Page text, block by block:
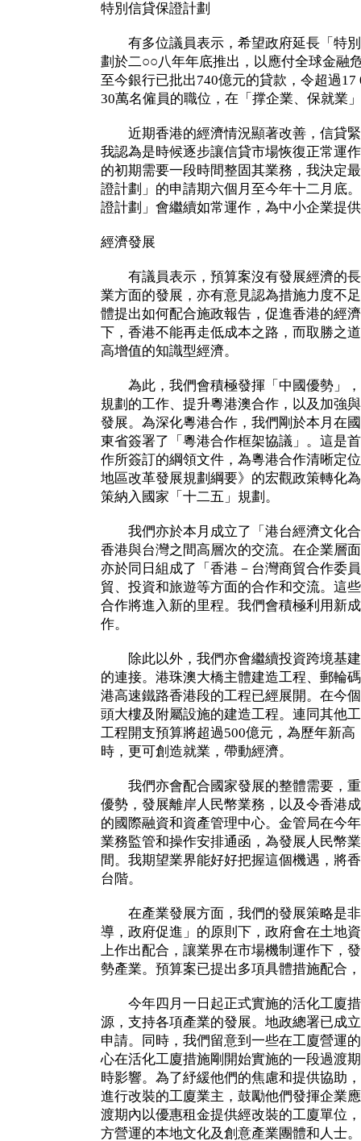
特別信貸保證計劃
有多位議員表示，希望政府延長「特別
劃於二○○八年年底推出，以應付全球金融
至今銀行已批出740億元的貸款，令超過
30萬名僱員的職位，在「撑企業、保就業
近期香港的經濟情況顯著改善，信貸緊
我認為是時候逐步讓信貸市場恢復正常運
的初期需要一段時間整固其業務，我決定
證計劃」的申請期六個月至今年十二月底
證計劃」會繼續如常運作，為中小企業提
經濟發展
有議員表示，預算案沒有發展經濟的長
業方面的發展，亦有意見認為措施力度不
體提出如何配合施政報告，促進香港的經
下，香港不能再走低成本之路，而取勝之
高增值的知識型經濟。
為此，我們會積極發揮「中國優勢」，
規劃的工作、提升粵港澳合作，以及加強
發展。為深化粵港合作，我們剛於本月在
東省簽署了「粵港合作框架協議」。這是
作所簽訂的綱領文件，為粵港合作清晰定
地區改革發展規劃綱要》的宏觀政策轉化
策納入國家「十二五」規劃。
我們亦於本月成立了「港台經濟文化合
香港與台灣之間高層次的交流。在企業層
亦於同日組成了「香港－台灣商貿合作委
貿、投資和旅遊等方面的合作和交流。這
合作將進入新的里程。我們會積極利用新
作。
除此以外，我們亦會繼續投資跨境基建
的連接。港珠澳大橋主體建造工程、郵輪
港高速鐵路香港段的工程已經展開。在今
頭大樓及附屬設施的建造工程。連同其他
工程開支預算將超過500億元，為歷年新
時，更可創造就業，帶動經濟。
我們亦會配合國家發展的整體需要，重
優勢，發展離岸人民幣業務，以及令香港
的國際融資和資產管理中心。金管局在今
業務監管和操作安排通函，為發展人民幣
間。我期望業界能好好把握這個機遇，將
台階。
在產業發展方面，我們的發展策略是非
導，政府促進」的原則下，政府會在土地
上作出配合，讓業界在市場機制運作下，
勢產業。預算案已提出多項具體措施配合
今年四月一日起正式實施的活化工廈措
源，支持各項產業的發展。地政總署已成
申請。同時，我們留意到一些在工廈營運
心在活化工廈措施剛開始實施的一段過渡
時影響。為了紓緩他們的焦慮和提供協助
進行改裝的工廈業主，鼓勵他們發揮企業
渡期內以優惠租金提供經改裝的工廈單位
方營運的本地文化及創意產業團體和人士。